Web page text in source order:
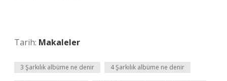
Tarih: Makaleler
3 Şarkılık albüme ne denir 4 Şarkılık albüme ne denir